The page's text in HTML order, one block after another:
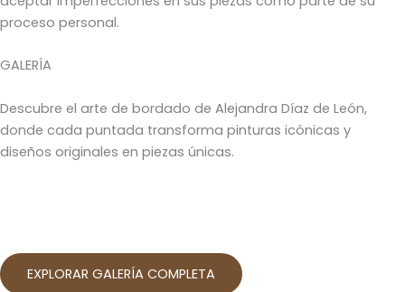
proceso personal.
GALERÍA
Descubre el arte de bordado de Alejandra Díaz de León,
donde cada puntada transforma pinturas icónicas y
diseños originales en piezas únicas.
EXPLORAR GALERÍA COMPLETA